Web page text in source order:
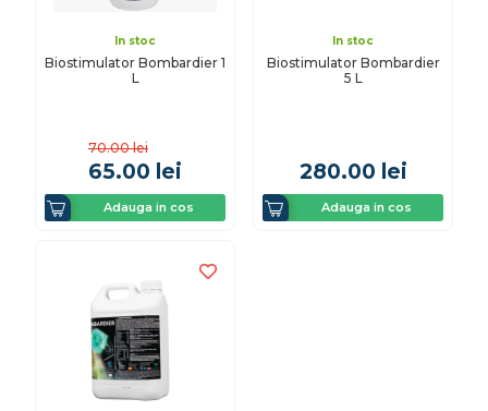
In stoc
Biostimulator Bombardier 1
L
70.00 lei
65.00 lei
Adauga in cos
In stoc
Biostimulator Bombardier
5 L
280.00 lei
Adauga in cos